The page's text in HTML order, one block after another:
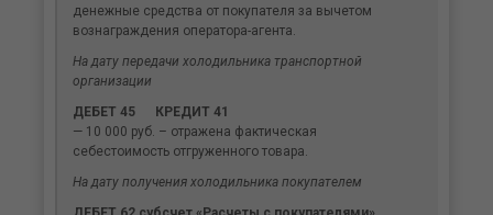
денежные средства от покупателя за вычетом
вознаграждения оператора-агента.
На дату передачи холодильника транспортной
организации
ДЕБЕТ 45 КРЕДИТ 41
— 10 000 руб. – отражена фактическая
себестоимость отгруженного товара.
На дату получения холодильника покупателем